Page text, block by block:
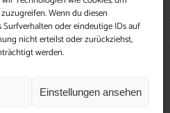
Wenn du diesen
oder eindeutige IDs auf
nicht erteilst oder zurückziehst,
werden.
Einstellungen ansehen
eigene